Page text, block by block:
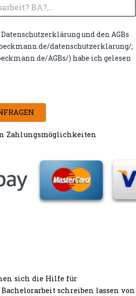
und den AGBs
datenschutzerklarung/;
AGBs/) habe ich gelesen
Zahlungsmöglichkeiten
sich die Hilfe für
Bachelorarbeit schreiben lassen von